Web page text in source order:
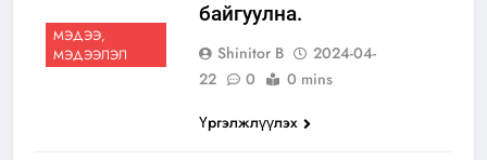
МЭДЭЭ,
МЭДЭЭЛЭЛ
байгуулна.
Shinitor B
2024-04-
22
0
0 mins
Үргэлжлүүлэх